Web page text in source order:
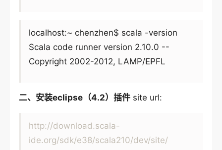
localhost:~ chenzhen$ scala -version
Scala code runner version 2.10.0 --
Copyright 2002-2012, LAMP/EPFL
二、安装eclipse（4.2）插件 site url:
http://download.scala-
ide.org/sdk/e38/scala210/dev/site/